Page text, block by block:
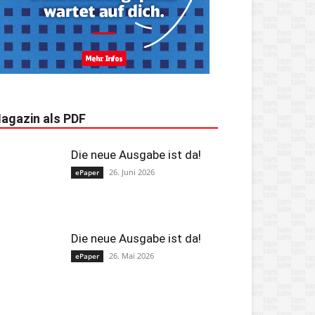
als PDF
Die neue Ausgabe ist da!
ePaper 26. Juni 2026
Die neue Ausgabe ist da!
ePaper 26. Mai 2026